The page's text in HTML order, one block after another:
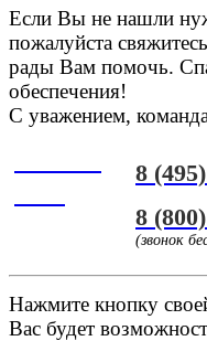
Если Вы не нашли
пожалуйста
рады Вам помочь.
обеспечения!
С уважением,
8
8
(звонок
Нажмите кнопку
Вас будет